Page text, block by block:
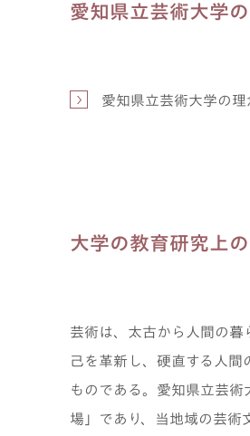
愛知県立芸術大学
愛知県立芸術大学の
大学の教育研究上
芸術は、太古から人間の暮
己を革新し、硬直する人間
ものである。愛知県立芸
場」であり、当地域の芸術